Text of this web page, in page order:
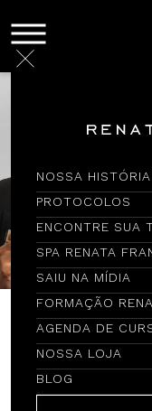
NOSSA HISTÓRIA
PROTOCOLOS
ENCONTRE SUA
SPA RENATA
SAIU NA MÍDIA
FORMAÇÃO
AGENDA DE
NOSSA LOJA
BLOG